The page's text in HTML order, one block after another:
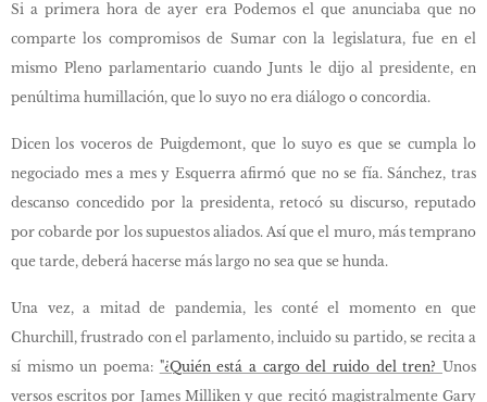
Si a primera hora de ayer era Podemos el que anunciaba que no
comparte los compromisos de Sumar con la legislatura, fue en el
mismo Pleno parlamentario cuando Junts le dijo al presidente, en
penúltima humillación, que lo suyo no era diálogo o concordia.
Dicen los voceros de Puigdemont, que lo suyo es que se cumpla lo
negociado mes a mes y Esquerra afirmó que no se fía. Sánchez, tras
descanso concedido por la presidenta, retocó su discurso, reputado
por cobarde por los supuestos aliados. Así que el muro, más temprano
que tarde, deberá hacerse más largo no sea que se hunda.
Una vez, a mitad de pandemia, les conté el momento en que
Churchill, frustrado con el parlamento, incluido su partido, se recita a
sí mismo un poema: "¿Quién está a cargo del ruido del tren?Unos
versos escritos por James Milliken y que recitó magistralmente Gary